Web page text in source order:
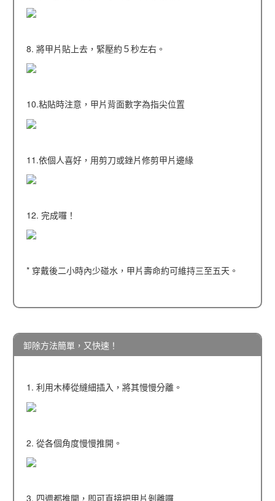
8. 將甲片貼上去，緊壓約５秒左右。
10.粘貼時注意，甲片背面數字為指尖位置
11.依個人喜好，用剪刀或銼片修剪甲片邊緣
12. 完成囉！
* 穿戴後二小時內少碰水，甲片壽命約可維持三至五天。
卸除方法簡單，又快速！
1. 利用木棒從縫細插入，將其慢慢分離。
2. 從各個角度慢慢推開。
3. 四週都推開，即可直接把甲片剝離囉